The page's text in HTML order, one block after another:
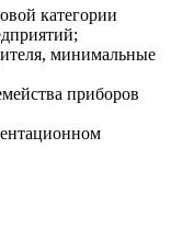
категории
минимальные
приборов